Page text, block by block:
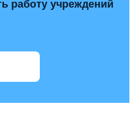
работу учреждений